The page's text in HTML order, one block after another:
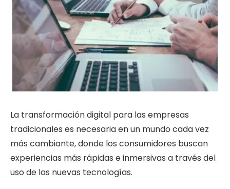
La transformación digital para las empresas
tradicionales es necesaria en un mundo cada vez
más cambiante, donde los consumidores buscan
experiencias más rápidas e inmersivas a través del
uso de las nuevas tecnologías.